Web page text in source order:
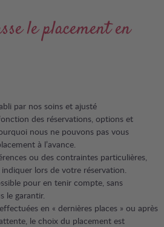
le placement en
par nos soins et ajusté
des réservations, options et
nous ne pouvons pas vous
à l’avance.
ou des contraintes particulières,
lors de votre réservation.
pour en tenir compte, sans
le garantir.
en « dernières places » ou après
le choix du placement est